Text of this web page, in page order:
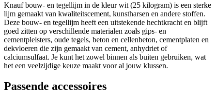
Knauf bouw- en tegellijm in de kleur wit (25 kilogram) is een sterke
lijm gemaakt van kwaliteitscement, kunstharsen en andere stoffen.
Deze bouw- en tegellijm heeft een uitstekende hechtkracht en blijft
goed zitten op verschillende materialen zoals gips- en
cementpleisters, oude tegels, beton en cellenbeton, cementplaten en
dekvloeren die zijn gemaakt van cement, anhydriet of
calciumsulfaat. Je kunt het zowel binnen als buiten gebruiken, wat
het een veelzijdige keuze maakt voor al jouw klussen.
Passende accessoires